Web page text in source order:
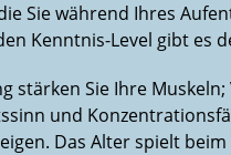
Sie während Ihres
Kenntnis-Level gibt es
Sie Ihre
und
Das Alter spielt